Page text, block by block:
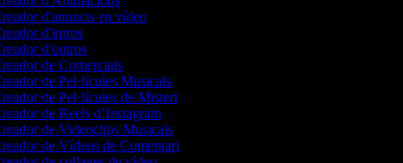
d'anuncis en vídeo
d'intros
d'outros
de Comercials
de Pel·lícules Musicals
de Pel·lícules de Misteri
de Reels d’Instagram
de Videoclips Musicals
de Vídeos de Comentari